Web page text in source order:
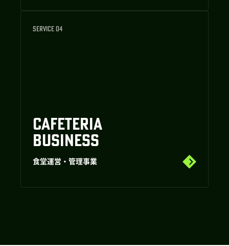
SERVICE 04
CAFETERIA
BUSINESS
食堂運営・管理事業